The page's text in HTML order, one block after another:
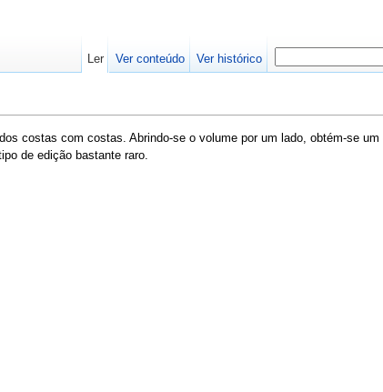
costas com costas. Abrindo-se o volume por um lado, obtém-se
de edição bastante raro.
Ler Ver conteúdo Ver histórico